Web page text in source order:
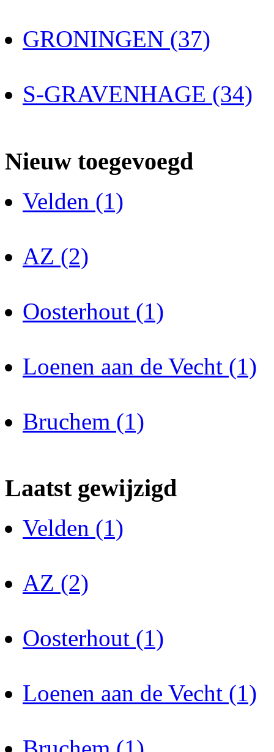
GRONINGEN (37)
S-GRAVENHAGE (34)
Nieuw toegevoegd
Velden (1)
AZ (2)
Oosterhout (1)
Loenen aan de Vecht (1)
Bruchem (1)
Laatst gewijzigd
Velden (1)
AZ (2)
Oosterhout (1)
Loenen aan de Vecht (1)